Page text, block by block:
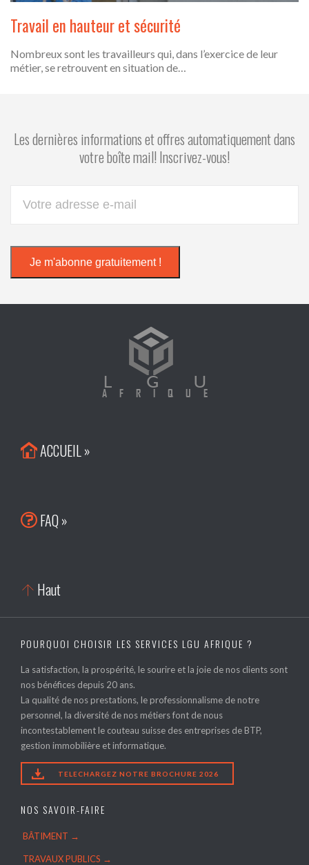
Travail en hauteur et sécurité
Nombreux sont les travailleurs qui, dans l’exercice de leur
métier, se retrouvent en situation de…
Les dernières informations et offres automatiquement dans
votre boîte mail! Inscrivez-vous!
ACCUEIL »
FAQ »
 Haut
POURQUOI CHOISIR LES SERVICES LGU AFRIQUE ?
La satisfaction, la prospérité, le sourire et la joie de nos clients sont
nos bénéfices depuis 20 ans.
La qualité de nos prestations, le professionnalisme de notre
personnel, la diversité de nos métiers font de nous
incontestablement le couteau suisse des entreprises de BTP,
gestion immobilière et informatique.
 TELECHARGEZ NOTRE BROCHURE 2026
NOS SAVOIR-FAIRE
BÂTIMENT →
TRAVAUX PUBLICS →